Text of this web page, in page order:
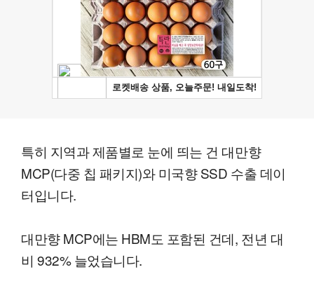
특히 지역과 제품별로 눈에 띄는 건 대만향
MCP(다중 칩 패키지)와 미국향 SSD 수출 데이
터입니다.
대만향 MCP에는 HBM도 포함된 건데, 전년 대
비 932% 늘었습니다.